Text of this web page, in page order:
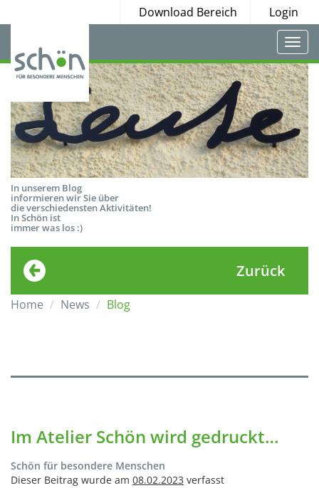
Download Bereich Login
In unserem Blog
informieren wir Sie über
die verschiedensten Aktivitäten!
In Schön ist
immer was los :)
Zurück
Home News Blog
Im Atelier Schön wird gedruckt…
Schön für besondere Menschen
Dieser Beitrag wurde am 08.02.2023 verfasst